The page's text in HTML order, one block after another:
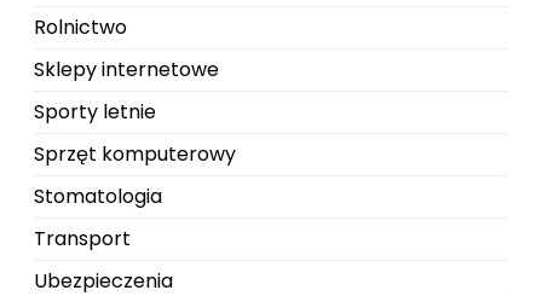
Rolnictwo
Sklepy internetowe
Sporty letnie
Sprzęt komputerowy
Stomatologia
Transport
Ubezpieczenia